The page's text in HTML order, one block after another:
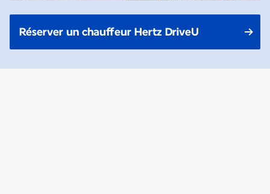
Réserver un chauffeur Hertz DriveU